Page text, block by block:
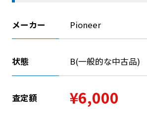
メーカー Pioneer
状態 B(一般的な中古品)
査定額 ¥6,000